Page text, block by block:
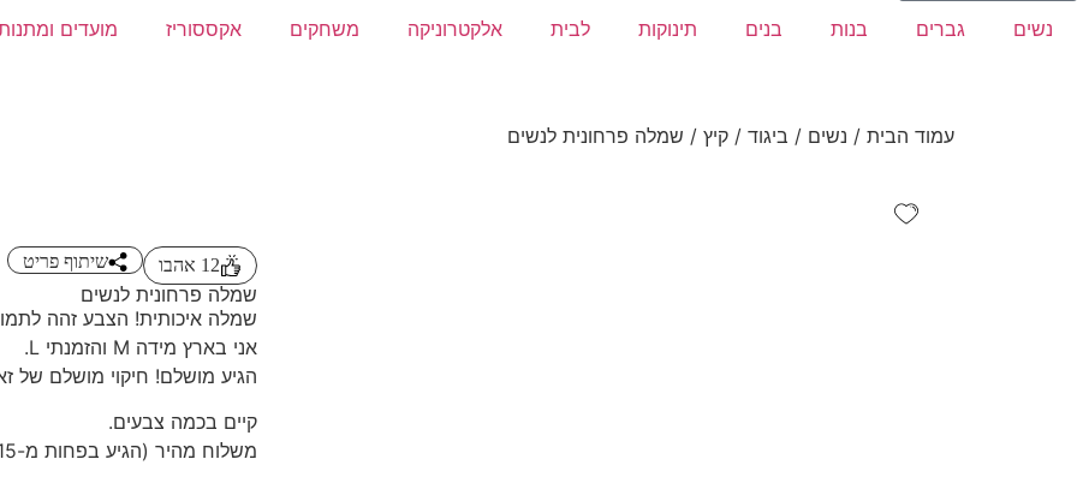
נשים גברים בנות בנים תינוקות לבית אלקטרוניקה משחקים אקססוריז מועדים
עמוד הבית / נשים / ביגוד / קיץ / שמלה פרחונית לנשים
12 אהבו שיתוף פריט
שמלה פרחונית לנשים
שמלה איכותית! הצבע זהה
אני בארץ מידה M והזמנתי L.
הגיע מושלם! חיקוי מושלם של
קיים בכמה צבעים.
משלוח מהיר (הגיע בפחות מ-15 יום)